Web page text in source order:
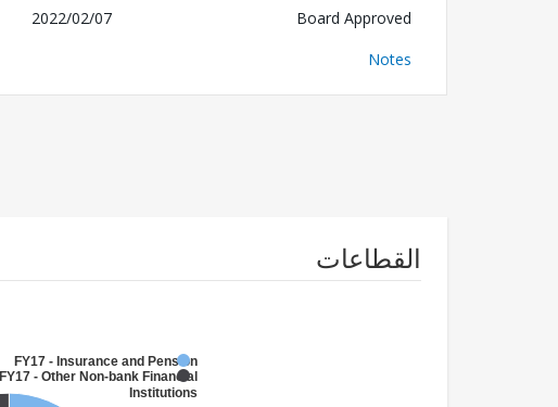
Board Approved
2022/02/07
Notes
القطاعات
FY17 - Insurance and Pension
FY17 - Other Non-bank Financial
Institutions